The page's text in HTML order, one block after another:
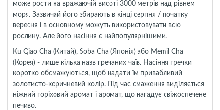
може рости на вражаючій висоті 3000 метрів над рівнем
моря. Зазвичай його збирають в кінці серпня / початку
вересня і в основному можуть використовувати всю
рослину. Але його насіння є найпопулярнішими.
Ku Qiao Cha (Китай), Soba Cha (Японія) або Memil Cha
(Корея) - лише кілька назв гречаних чаїв. Насіння гречки
коротко обсмажуються, щоб надати їм привабливий
золотисто-коричневий колір. Під час смаження виділяється
ніжний горіховий аромат і аромат, що нагадує свіжоспечене
печиво.